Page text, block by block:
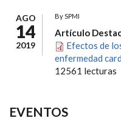
AGO
14
2019
BySPMI
Artículo
Efectos de
enfermedad
12561 lecturas
EVENTOS